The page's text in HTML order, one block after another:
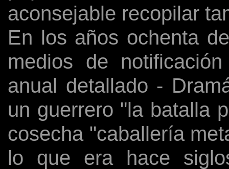
aconsejable recopilar
En los años ochenta
medios de
anual detallado -
un guerrero "la batalla
cosecha "caballería
lo que era hace